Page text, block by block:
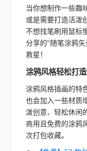
当你想制作一些趣
或是需要打造活泼
不想找笔刷用鼠标
分享的"随笔涂鸦
救星！
涂鸦风格轻松打
涂鸦风格插画的特
也会加入一些材质
泼创意、轻松休闲
商用且免费的涂鸦
次打包收藏。